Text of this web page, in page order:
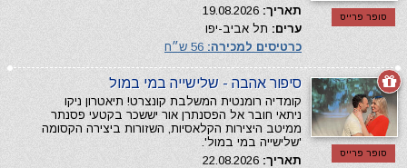
סופר פרייס
תאריך:
ערים: תל אביב-יפו
כרטיסים למכירה:
סופר פרייס
סיפור אהבה - שלישייה במי במול
קומדיה רומנטית המשלבת קונצרט! תיאטרון ניקו
ניתאי חובר אל הפסנתרן אור יששכר בקטעי פסנתר
ממיטב היצירות הקלאסיות, השזורות ביצירה הקסומה
'שלישייה במי במול'.
תאריך: